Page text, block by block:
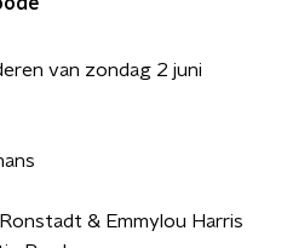
van zondag 2 juni
& Emmylou Harris